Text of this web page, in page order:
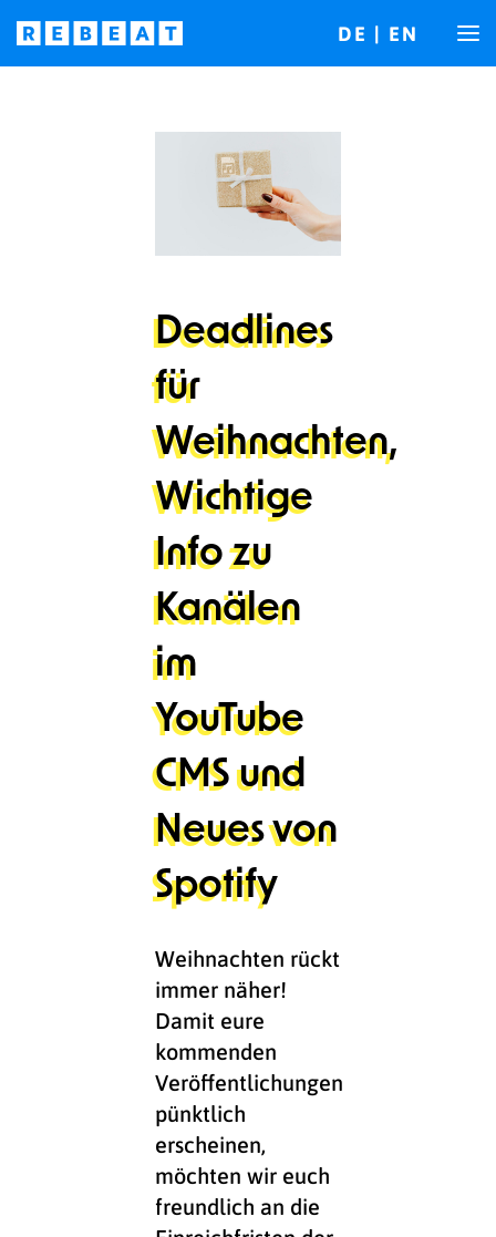
Deadlines
für
Weihnachten,
Wichtige
Info zu
Kanälen
im
YouTube
CMS und
Neues von
Spotify
Weihnachten rückt
immer näher!
Damit eure
kommenden
Veröffentlichungen
pünktlich
erscheinen,
möchten wir euch
freundlich an die
DE | EN